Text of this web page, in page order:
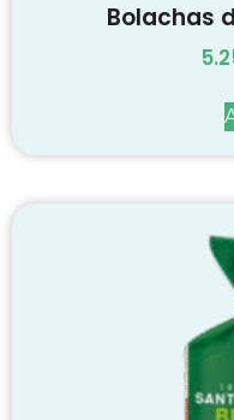
Bolachas